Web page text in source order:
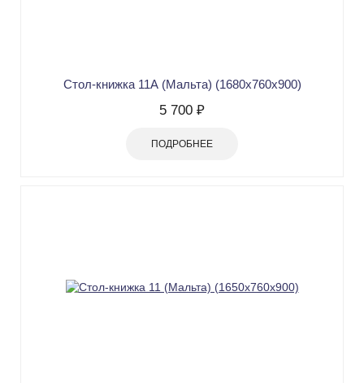
Стол-книжка 11А (Мальта) (1680х760х900)
5 700 ₽
ПОДРОБНЕЕ